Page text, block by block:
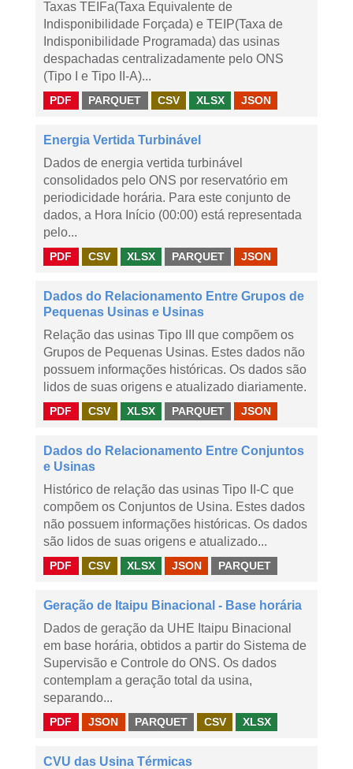
Taxas TEIFa(Taxa Equivalente de
Indisponibilidade Forçada) e TEIP(Taxa de
Indisponibilidade Programada) das usinas
despachadas centralizadamente pelo ONS
(Tipo I e Tipo II-A)...
PDF PARQUET CSV XLSX JSON
Energia Vertida Turbinável
Dados de energia vertida turbinável
consolidados pelo ONS por reservatório em
periodicidade horária. Para este conjunto de
dados, a Hora Início (00:00) está representada
pelo...
PDF CSV XLSX PARQUET JSON
Dados do Relacionamento Entre Grupos de
Pequenas Usinas e Usinas
Relação das usinas Tipo III que compõem os
Grupos de Pequenas Usinas. Estes dados não
possuem informações históricas. Os dados são
lidos de suas origens e atualizado diariamente.
PDF CSV XLSX PARQUET JSON
Dados do Relacionamento Entre Conjuntos
e Usinas
Histórico de relação das usinas Tipo II-C que
compõem os Conjuntos de Usina. Estes dados
não possuem informações históricas. Os dados
são lidos de suas origens e atualizado...
PDF CSV XLSX JSON PARQUET
Geração de Itaipu Binacional - Base horária
Dados de geração da UHE Itaipu Binacional
em base horária, obtidos a partir do Sistema de
Supervisão e Controle do ONS. Os dados
contemplam a geração total da usina,
separando...
PDF JSON PARQUET CSV XLSX
CVU das Usina Térmicas